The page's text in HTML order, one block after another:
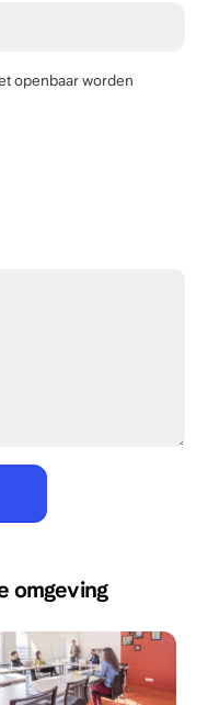
openbaar worden
omgeving